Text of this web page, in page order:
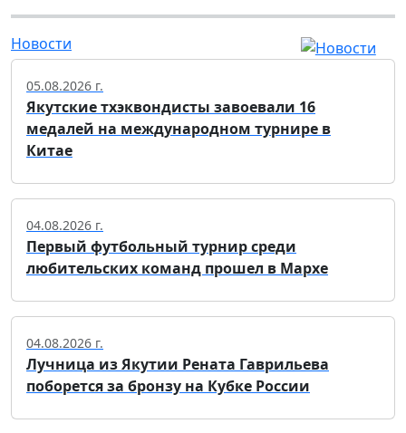
Новости
05.08.2026 г.
Якутские тхэквондисты завоевали 16
медалей на международном турнире в
Китае
04.08.2026 г.
Первый футбольный турнир среди
любительских команд прошел в Мархе
04.08.2026 г.
Лучница из Якутии Рената Гаврильева
поборется за бронзу на Кубке России